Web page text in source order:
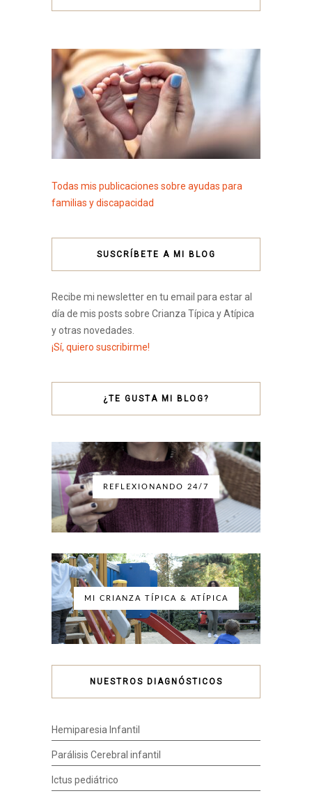
Todas mis publicaciones sobre ayudas para
familias y discapacidad
SUSCRÍBETE A MI BLOG
Recibe mi newsletter en tu email para estar al
día de mis posts sobre Crianza Típica y Atípica
y otras novedades.
¡Sí, quiero suscribirme!
¿TE GUSTA MI BLOG?
REFLEXIONANDO 24/7
MI CRIANZA TÍPICA & ATÍPICA
NUESTROS DIAGNÓSTICOS
Hemiparesia Infantil
Parálisis Cerebral infantil
Ictus pediátrico